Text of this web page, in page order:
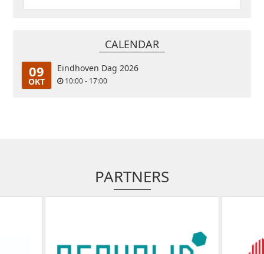
CALENDAR
09
OKT
Eindhoven Dag 2026
10:00 - 17:00
PARTNERS